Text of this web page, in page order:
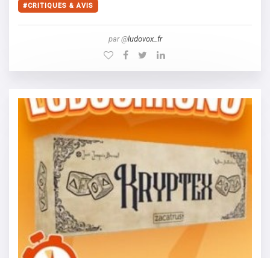
CRITIQUES & AVIS
par @ludovox_fr